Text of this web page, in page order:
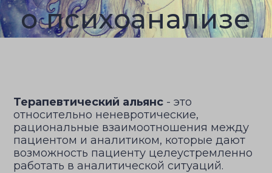
о психоанализе
Терапевтический альянс - это
относительно неневротические,
рациональные взаимоотношения между
пациентом и аналитиком, которые дают
возможность пациенту целеустремленно
работать в аналитической ситуаций.